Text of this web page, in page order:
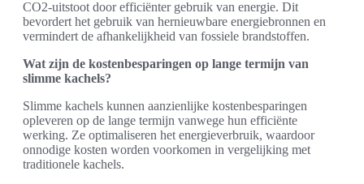
CO2-uitstoot door efficiënter gebruik van energie. Dit
bevordert het gebruik van hernieuwbare energiebronnen en
vermindert de afhankelijkheid van fossiele brandstoffen.
Wat zijn de kostenbesparingen op lange termijn van
slimme kachels?
Slimme kachels kunnen aanzienlijke kostenbesparingen
opleveren op de lange termijn vanwege hun efficiënte
werking. Ze optimaliseren het energieverbruik, waardoor
onnodige kosten worden voorkomen in vergelijking met
traditionele kachels.